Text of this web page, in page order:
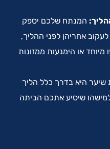
המנתח שלכם יספק
אחריהן לפני ההליך,
או הימנעות ממזונות
היא בדרך כלל הליך
שיסיע אתכם הביתה